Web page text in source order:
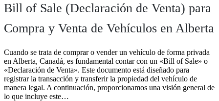
Bill of Sale (Declaración de Venta) para
Compra y Venta de Vehículos en Alberta
Cuando se trata de comprar o vender un vehículo de forma privada
en Alberta, Canadá, es fundamental contar con un «Bill of Sale» o
«Declaración de Venta». Este documento está diseñado para
registrar la transacción y transferir la propiedad del vehículo de
manera legal. A continuación, proporcionamos una visión general de
lo que incluye este…